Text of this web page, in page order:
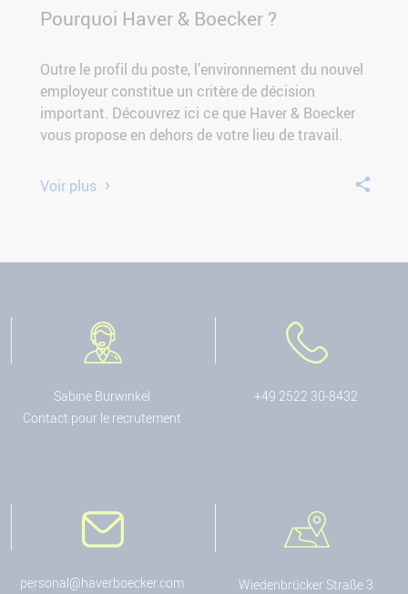
Pourquoi Haver & Boecker ?
Outre le profil du poste, l’environnement du nouvel
employeur constitue un critère de décision
important. Découvrez ici ce que Haver & Boecker
vous propose en dehors de votre lieu de travail.
Voir plus
Sabine Burwinkel
Contact pour le recrutement
+49 2522 30-8432
personal@haverboecker.com
Wiedenbrücker Straße 3